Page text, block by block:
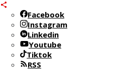
Facebook
Instagram
Linkedin
Youtube
Tiktok
RSS